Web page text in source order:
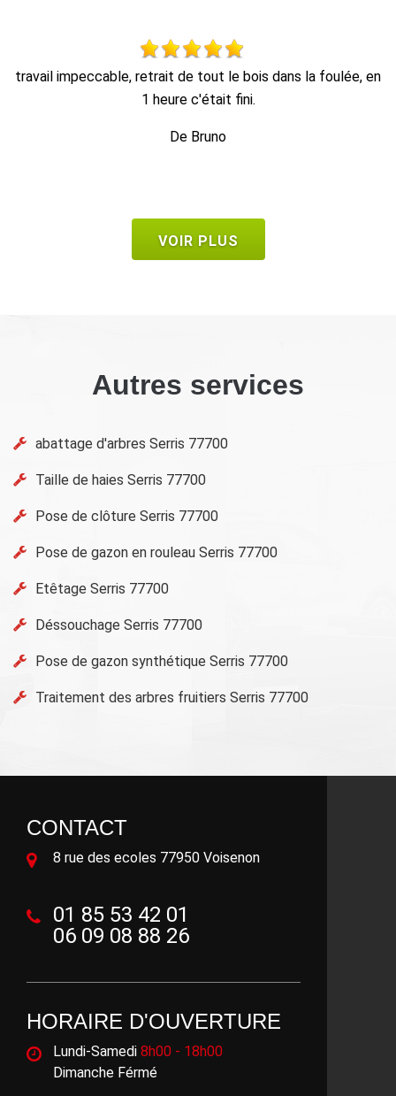
Travail propre et rapide, et enlèvement des déchets.
VOIR PLUS
Autres services
abattage d'arbres Serris 77700
Taille de haies Serris 77700
Pose de clôture Serris 77700
Pose de gazon en rouleau Serris 77700
Etêtage Serris 77700
Déssouchage Serris 77700
Pose de gazon synthétique Serris 77700
Traitement des arbres fruitiers Serris 77700
CONTACT
8 rue des ecoles 77950 Voisenon
01 85 53 42 01
06 09 08 88 26
HORAIRE D'OUVERTURE
Lundi-Samedi 8h00 - 18h00
Dimanche Férmé